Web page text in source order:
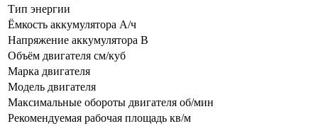
Тип энергии
Ёмкость аккумулятора А/ч
Напряжение аккумулятора В
Объём двигателя см/куб
Марка двигателя
Модель двигателя
Максимальные обороты двигателя об/мин
Рекомендуемая рабочая площадь кв/м